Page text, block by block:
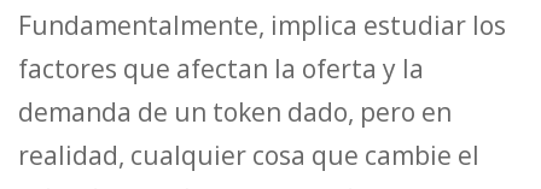
Fundamentalmente, implica estudiar los
factores que afectan la oferta y la
demanda de un token dado, pero en
realidad, cualquier cosa que cambie el